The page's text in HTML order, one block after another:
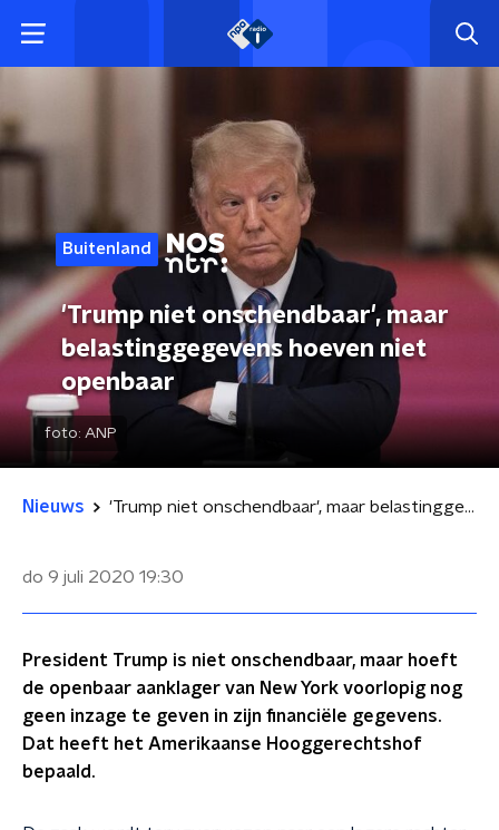
Buitenland
'Trump niet onschendbaar', maar
belastinggegevens hoeven niet
openbaar
foto: ANP
Nieuws 'Trump niet onschendbaar', maar belastinggegevens hoeven niet openbaar
do 9 juli 2020 19:30
President Trump is niet onschendbaar, maar hoeft
de openbaar aanklager van New York voorlopig nog
geen inzage te geven in zijn financiële gegevens.
Dat heeft het Amerikaanse Hooggerechtshof
bepaald.